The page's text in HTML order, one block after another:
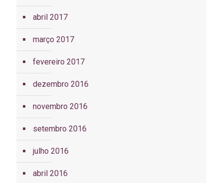
abril 2017
março 2017
fevereiro 2017
dezembro 2016
novembro 2016
setembro 2016
julho 2016
abril 2016